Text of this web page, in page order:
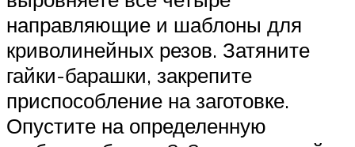
направляющие и шаблоны для
криволинейных резов. Затяните
гайки-барашки, закрепите
приспособление на заготовке.
Опустите на определенную